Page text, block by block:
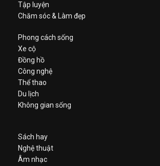
Tập luyện
Chăm sóc & Làm đẹp
Phong cách sống
Xe cộ
Đồng hồ
Công nghệ
Thể thao
Du lịch
Không gian sống
Sách hay
Nghệ thuật
Âm nhạc